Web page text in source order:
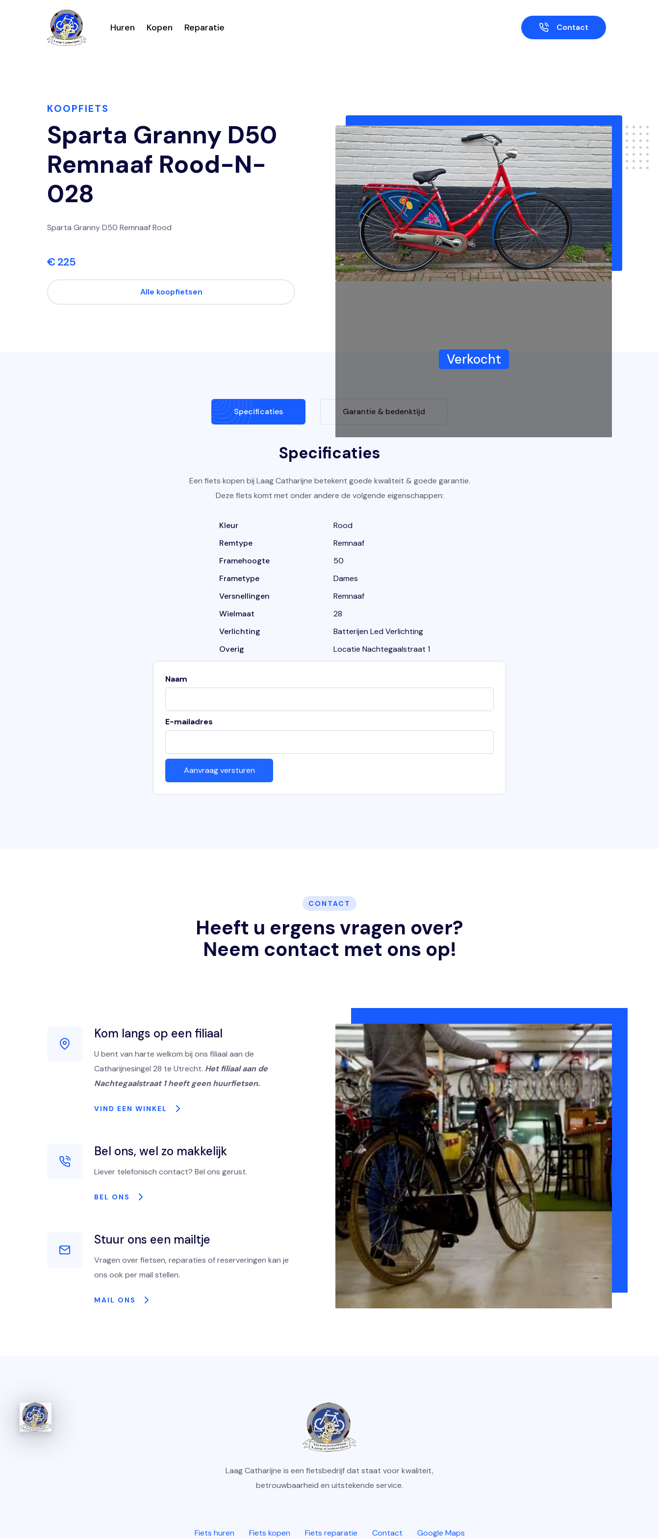
Huren Kopen Reparatie Contact
KOOPFIETS
Sparta Granny D50
Remnaaf Rood-N-
028
Sparta Granny D50 Remnaaf Rood
€ 225
Alle koopfietsen
Verkocht
Specificaties Garantie & bedenktijd
Specificaties
Een fiets kopen bij Laag Catharijne betekent goede kwaliteit & goede garantie.
Deze fiets komt met onder andere de volgende eigenschappen:
Kleur
Rood
Remtype
Remnaaf
Framehoogte
50
Frametype
Dames
Versnellingen
Remnaaf
Wielmaat
28
Verlichting
Batterijen Led Verlichting
Overig
Locatie Nachtegaalstraat 1
Naam
E-mailadres
CONTACT
Heeft u ergens vragen over?
Neem contact met ons op!
Kom langs op een filiaal
U bent van harte welkom bij ons filiaal aan de
Catharijnesingel 28 te Utrecht. Het filiaal aan de
Nachtegaalstraat 1 heeft geen huurfietsen.
VIND EEN WINKEL
Bel ons, wel zo makkelijk
Liever telefonisch contact? Bel ons gerust.
BEL ONS
Stuur ons een mailtje
Vragen over fietsen, reparaties of reserveringen kan je
ons ook per mail stellen.
MAIL ONS
Laag Catharijne is een fietsbedrijf dat staat voor kwaliteit,
betrouwbaarheid en uitstekende service.
Fiets huren Fiets kopen Fiets reparatie Contact Google Maps